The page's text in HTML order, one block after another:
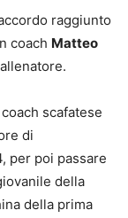
raggiunto
coach Matteo
scafatese
di
per poi passare
della
della prima